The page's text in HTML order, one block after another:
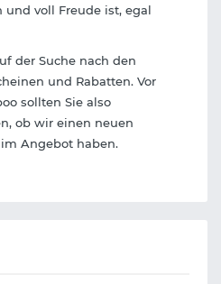
voll Freude ist, egal
der Suche nach den
und Rabatten. Vor
sollten Sie also
ob wir einen neuen
Angebot haben.